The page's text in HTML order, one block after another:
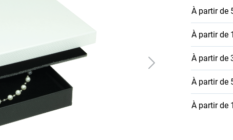
À partir de
À partir de
À partir de
À partir de
À partir de